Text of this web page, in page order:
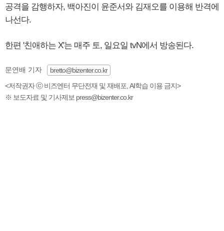
공격을 감행하자, 백아진이 윤준서와 김재오를 이용해 반격에
나선다.
한편 '친애하는 X'는 매주 토, 일요일 tvN에서 방송된다.
문연배 기자
bretto@bizenter.co.kr
<저작권자 ⓒ 비즈엔터 무단전재 및 재배포, AI학습 이용 금지>
※ 보도자료 및 기사제보 press@bizenter.co.kr